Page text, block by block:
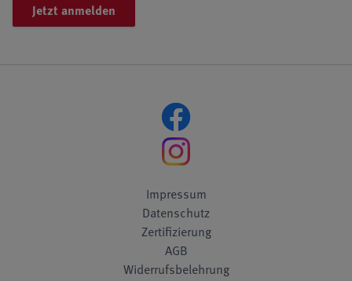
Jetzt anmelden
Impressum
Datenschutz
Zertifizierung
AGB
Widerrufsbelehrung